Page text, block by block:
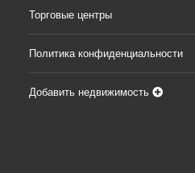
Торговые центры
Политика конфиденциальности
Добавить недвижимость